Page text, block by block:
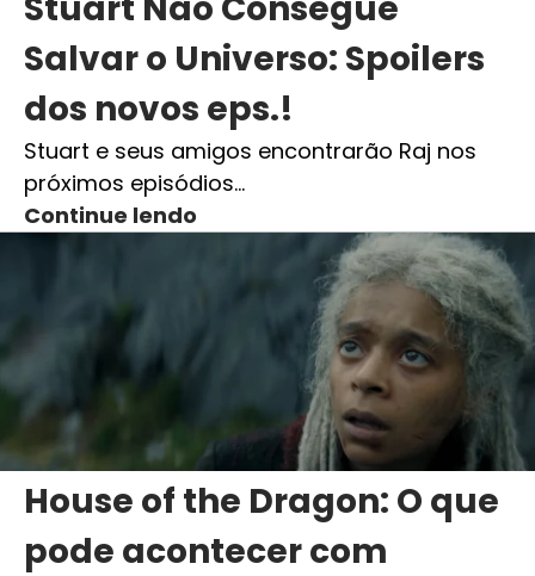
Salvar o Universo: Spoilers
dos novos eps.!
Stuart e seus amigos encontrarão Raj nos
próximos episódios…
Continue lendo
House of the Dragon: O que
pode acontecer com